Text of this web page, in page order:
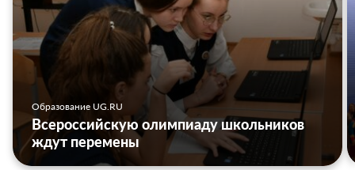
Образование UG.RU
Всероссийскую олимпиаду школьников
ждут перемены